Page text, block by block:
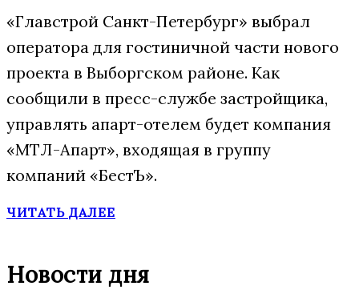
«Главстрой Санкт-Петербург» выбрал
оператора для гостиничной части нового
проекта в Выборгском районе. Как
сообщили в пресс-службе застройщика,
управлять апарт-отелем будет компания
«МТЛ-Апарт», входящая в группу
компаний «БестЪ».
ЧИТАТЬ ДАЛЕЕ
Новости дня